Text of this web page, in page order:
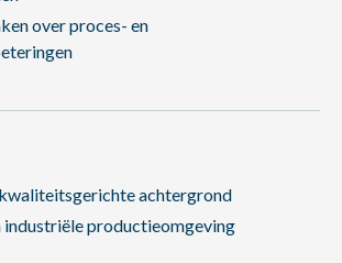
over proces- en
achtergrond
industriële productieomgeving